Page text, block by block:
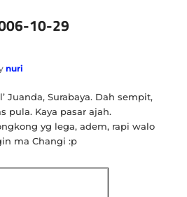
10-29
nuri
Juanda, Surabaya. Dah sempit,
pula. Kaya pasar ajah.
yg lega, adem, rapi walo
ma Changi :p